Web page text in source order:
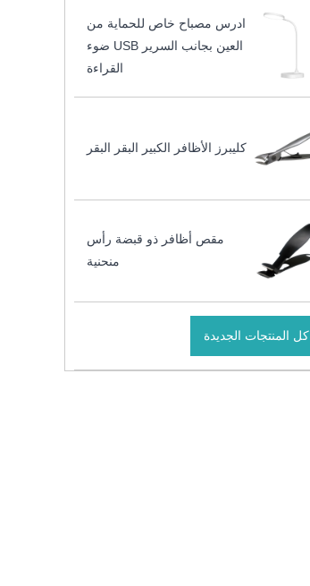
ادرس مصباح خاص للحماية من
العين بجانب السرير USB ضوء
القراءة
كليبرز الأظافر الكبير البقر البقر
مقص أظافر ذو قبضة رأس
منحنية
كل المنتجات الجديدة